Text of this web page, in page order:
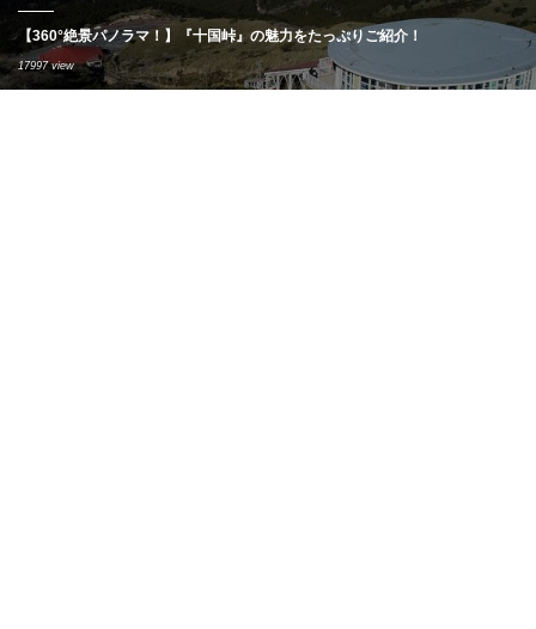
【360°絶景パノラマ！】『十国峠』の魅力をたっぷりご紹介！
17997 view